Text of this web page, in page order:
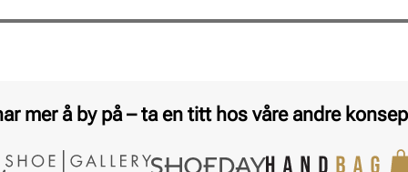
mer å by på – ta en titt hos våre andre